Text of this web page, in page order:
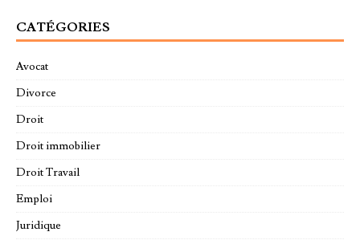
CATÉGORIES
Avocat
Divorce
Droit
Droit immobilier
Droit Travail
Emploi
Juridique